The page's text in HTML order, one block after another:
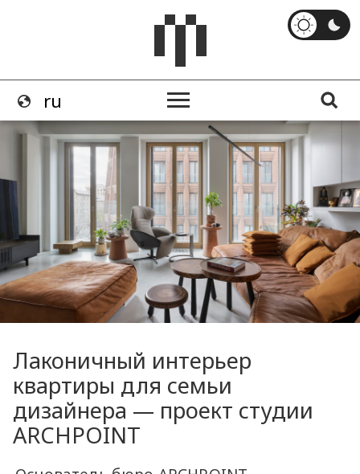
Лаконичный интерьер
квартиры для семьи
дизайнера — проект студии
ARCHPOINT